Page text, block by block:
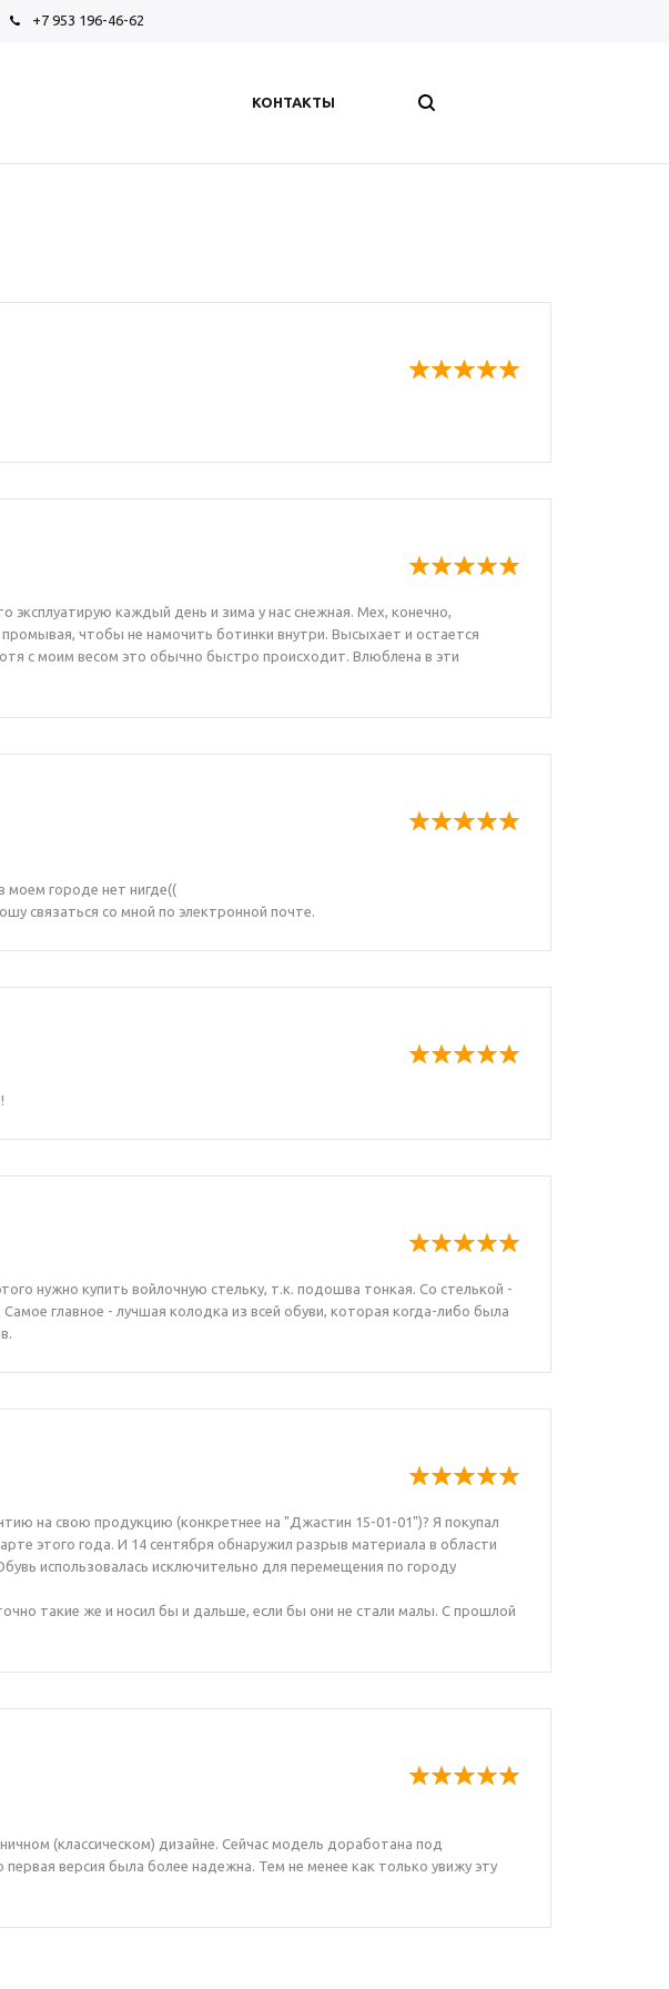
+7 953 196-46-62
КОНТАКТЫ
каждый день и зима у нас снежная. Мех, конечно,
чтобы не намочить ботинки внутри. Высыхает и остается
с моим весом это обычно быстро происходит. Влюблена в эти
моем городе нет нигде((
связаться со мной по электронной почте.
нужно купить войлочную стельку, т.к. подошва тонкая. Со стелькой -
главное - лучшая колодка из всей обуви, которая когда-либо была
на свою продукцию (конкретнее на "Джастин 15-01-01")? Я покупал
этого года. И 14 сентября обнаружил разрыв материала в области
использовалась исключительно для перемещения по городу
такие же и носил бы и дальше, если бы они не стали малы. С прошлой
(классическом) дизайне. Сейчас модель доработана под
версия была более надежна. Тем не менее как только увижу эту